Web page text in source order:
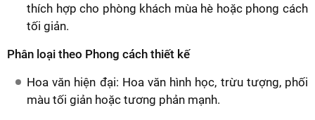
thích hợp cho phòng khách mùa hè hoặc phong cách
tối giản.
Phân loại theo Phong cách thiết kế
Hoa văn hiện đại: Hoa văn hình học, trừu tượng, phối
màu tối giản hoặc tương phản mạnh.